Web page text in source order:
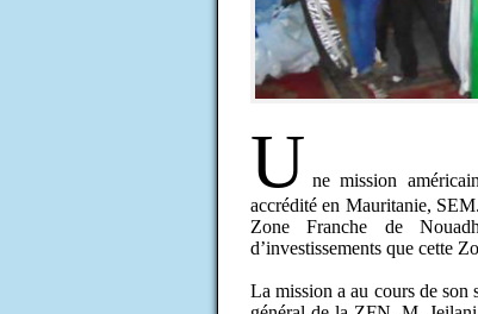
U ne mission
accrédité en Mauritanie,
Zone Franche de
d’investissements que cette
La mission a au cours de son